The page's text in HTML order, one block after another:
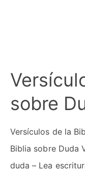
sobre
Versículos de la
Biblia sobre Duda
duda – Lea